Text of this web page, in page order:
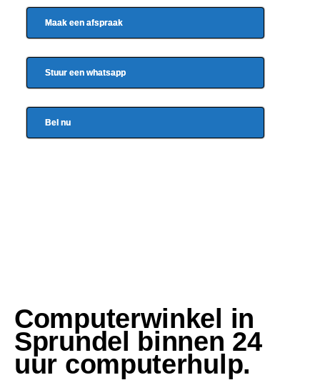
Maak een afspraak
Stuur een whatsapp
Bel nu
Computerwinkel in
Sprundel binnen 24
uur computerhulp.